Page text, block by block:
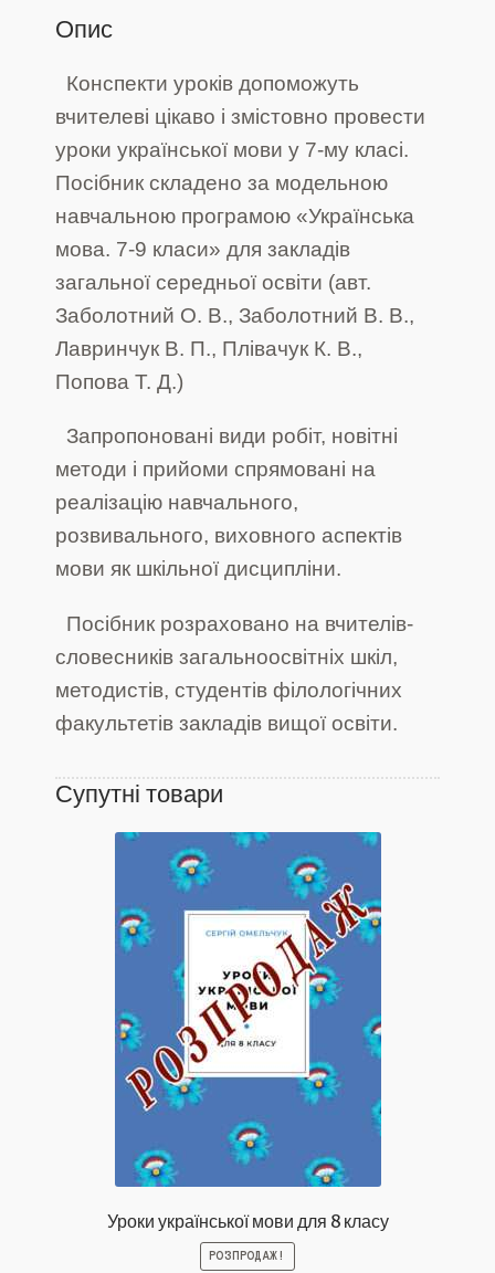
Опис
Конспекти уроків допоможуть
вчителеві цікаво і змістовно провести
уроки української мови у 7-му класі.
Посібник складено за модельною
навчальною програмою «Українська
мова. 7-9 класи» для закладів
загальної середньої освіти (авт.
Заболотний О. В., Заболотний В. В.,
Лавринчук В. П., Плівачук К. В.,
Попова Т. Д.)
Запропоновані види робіт, новітні
методи і прийоми спрямовані на
реалізацію навчального,
розвивального, виховного аспектів
мови як шкільної дисципліни.
Посібник розраховано на вчителів-
словесників загальноосвітніх шкіл,
методистів, студентів філологічних
факультетів закладів вищої освіти.
Супутні товари
Уроки української мови для 8 класу
РОЗПРОДАЖ!